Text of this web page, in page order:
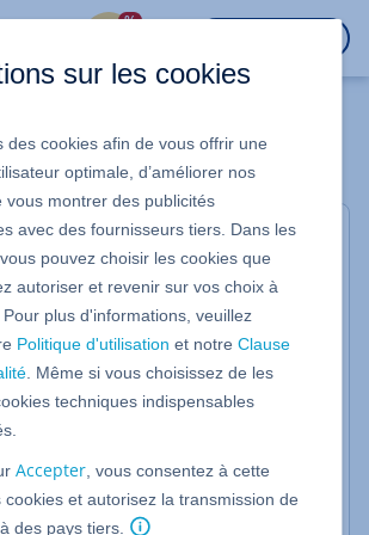
%
rankingCoach
rankingCoach, vous optimisez votre site
moteurs de recherche comme Google.
nous vous montrons comment
via votre compte IONOS.
barre de titre, cliquez sur
Marketing en ligne .
sur les cookies
des cookies afin de vous offrir une
optimale, d’améliorer nos
vous montrer des publicités
avec des fournisseurs tiers. Dans les
, vous pouvez choisir les cookies que
autoriser et revenir sur vos choix à
plus d'informations, veuillez
Politique d'utilisation et notreClause
. Même si vous choisissez de les
techniques indispensables
Accepter , vous consentez à cette
cookies et autorisez la transmission de
des pays tiers.